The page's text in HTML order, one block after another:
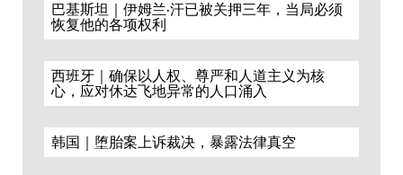
巴基斯坦｜伊姆兰·汗已被关押三年，当局必须
恢复他的各项权利
西班牙｜确保以人权、尊严和人道主义为核
心，应对休达飞地异常的人口涌入
韩国｜堕胎案上诉裁决，暴露法律真空